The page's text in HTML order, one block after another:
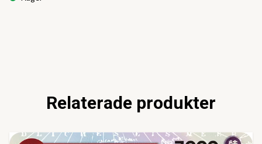
Relaterade produkter